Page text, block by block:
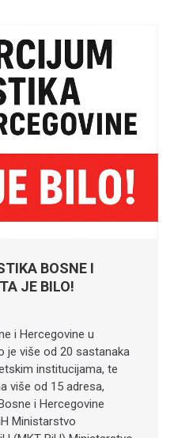
BOSNE I
JE BILO!
i Hercegovine u
je više od 20 sastanaka
institucijama, te
više od 15 adresa,
i Hercegovine
Ministarstvo